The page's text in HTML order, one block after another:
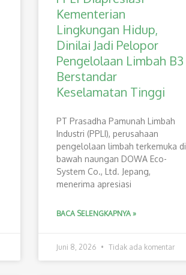
Kementerian
Lingkungan Hidup,
Dinilai Jadi Pelopor
Pengelolaan Limbah B3
Berstandar
Keselamatan Tinggi
PT Prasadha Pamunah Limbah
Industri (PPLI), perusahaan
pengelolaan limbah terkemuka di
bawah naungan DOWA Eco-
System Co., Ltd. Jepang,
menerima apresiasi
BACA SELENGKAPNYA »
Juni 8, 2026 Tidak ada komentar